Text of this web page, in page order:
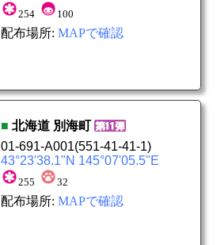
254 100
配布場所: MAPで確認
■ 北海道 別海町
01-691-A001(551-41-41-1)
43°23'38.1"N 145°07'05.5"E
255 32
配布場所: MAPで確認